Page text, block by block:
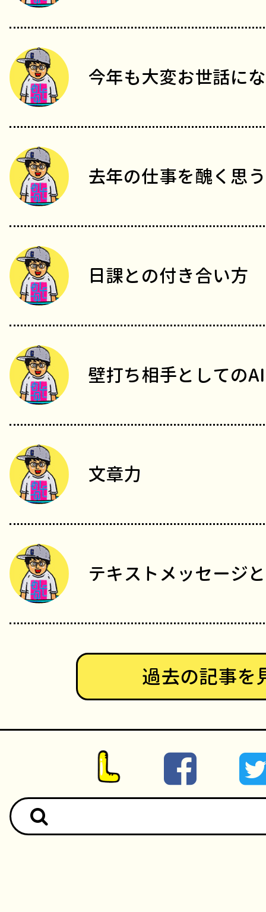
今年も大変お世話に
去年の仕事を醜く思う
日課との付き合い方
壁打ち相手としてのAI
文章力
テキストメッセージ
過去の記事を